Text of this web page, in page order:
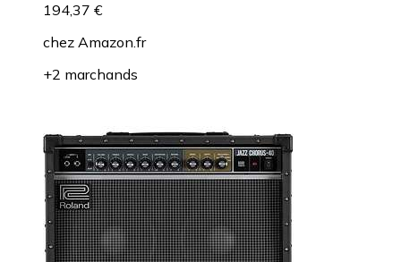
194,37 €
chez Amazon.fr
+2 marchands